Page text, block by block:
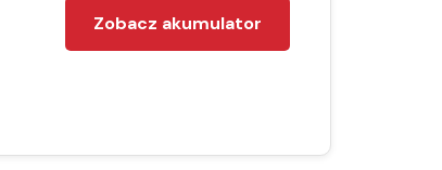
Zobacz akumulator